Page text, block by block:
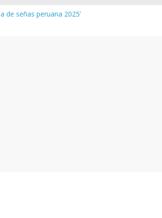
de señas peruana 2025’